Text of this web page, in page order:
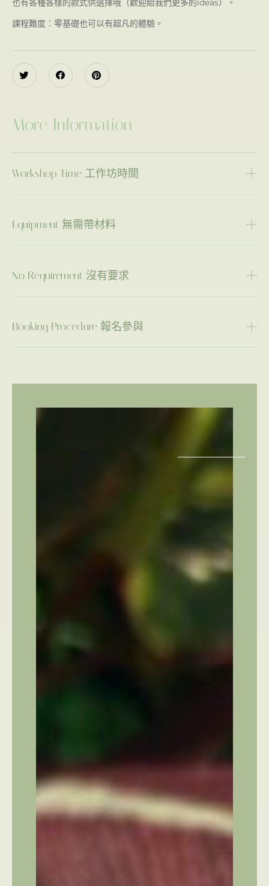
也有各種各樣的款式供選擇哦（歡迎給我們更多的ideas）。
課程難度：零基礎也可以有超凡的體驗。
More Information
Workshop Time 工作坊時間
Equipment 無需帶材料
No Requirement 沒有要求
Booking Procedure 報名參與